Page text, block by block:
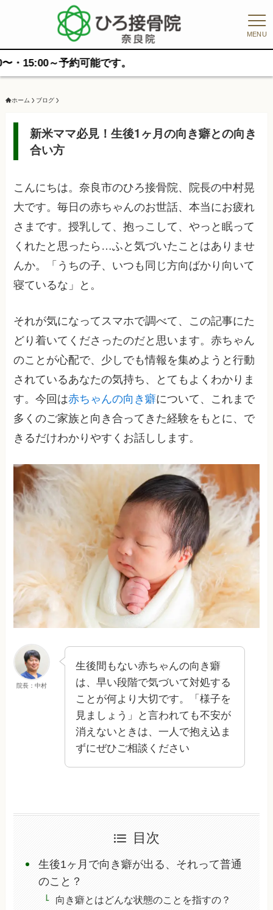
MENU
約可能です。
ホーム ブログ
新米ママ必見！生後1ヶ月の向き癖との向き
合い方
こんにちは。奈良市のひろ接骨院、院長の中村晃
大です。毎日の赤ちゃんのお世話、本当にお疲れ
さまです。授乳して、抱っこして、やっと眠って
くれたと思ったら…ふと気づいたことはありませ
んか。「うちの子、いつも同じ方向ばかり向いて
寝ているな」と。
それが気になってスマホで調べて、この記事にた
どり着いてくださったのだと思います。赤ちゃん
のことが心配で、少しでも情報を集めようと行動
されているあなたの気持ち、とてもよくわかりま
す。今回は赤ちゃんの向き癖について、これまで
多くのご家族と向き合ってきた経験をもとに、で
きるだけわかりやすくお話しします。
院長：中村
生後間もない赤ちゃんの向き癖
は、早い段階で気づいて対処する
ことが何より大切です。「様子を
見ましょう」と言われても不安が
消えないときは、一人で抱え込ま
ずにぜひご相談ください
目次
生後1ヶ月で向き癖が出る、それって普通
のこと？
向き癖とはどんな状態のことを指すの？